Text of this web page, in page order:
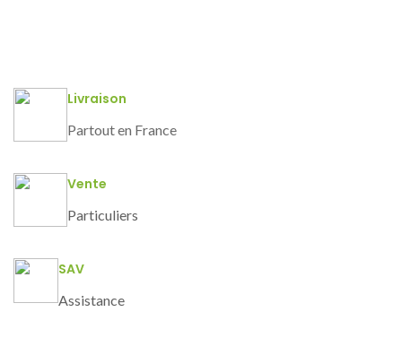
Livraison
Partout en France
Vente
Particuliers
SAV
Assistance